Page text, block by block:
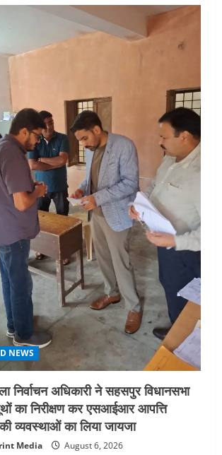
August 6, 2026
UTTARAKHAND NEWS
मिस उत्तराखंड 2026 के सब-कॉन्टेस्ट ‘मिस
August 5, 2026
UTTARAKHAND NEWS
एमआईटी वर्ल्ड पीस यूनिवर्सिटी और जर्मनी के
बीएसबीआई के बीच समझौता; भारतीय छात्रों
को मिलेंगे वैश्विक अवसर
August 5, 2026
STATES NEWS
महाराज की राजस्थान के मुख्यमंत्री से
शिष्टाचार भेंट पर्यटन और सांस्कृतिक
गतिविधियों के विस्तार पर हुई चर्चा
August 4, 2026
NEWS
निर्वाचन अधिकारी ने सहसपुर विधानसभा
का निरीक्षण कर एसआईआर आपत्ति
व्यवस्थाओं का लिया जायजा
Media August 6, 2026